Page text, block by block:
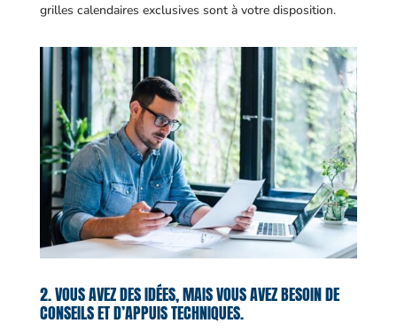
grilles calendaires exclusives sont à votre disposition.
2. VOUS AVEZ DES IDÉES, MAIS VOUS AVEZ BESOIN DE
CONSEILS ET D’APPUIS TECHNIQUES.